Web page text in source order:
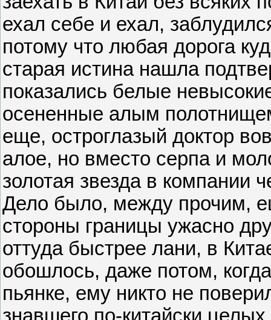
ехал себе и ехал,
потому что любая дорога
старая истина нашла
показались белые
осененные алым
еще, остроглазый доктор
алое, но вместо серпа и
золотая звезда в компании
Дело было, между прочим,
стороны границы ужасно
оттуда быстрее лани, в
обошлось, даже потом,
пьянке, ему никто не